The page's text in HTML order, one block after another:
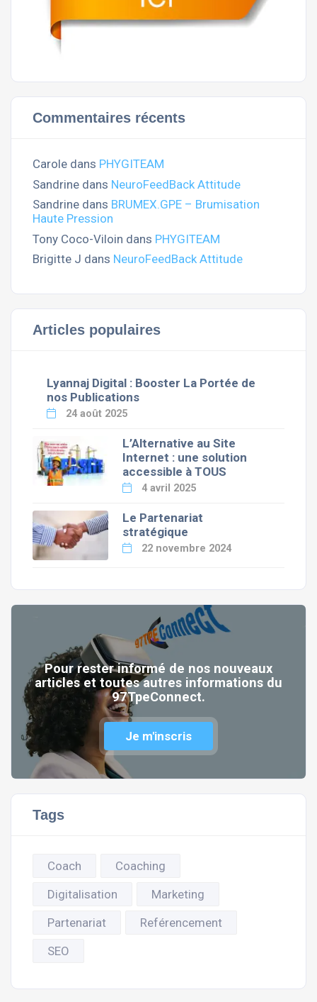
Commentaires récents
Carole dans PHYGITEAM
Sandrine dans NeuroFeedBack Attitude
Sandrine dans BRUMEX.GPE – Brumisation
Haute Pression
Tony Coco-Viloin dans PHYGITEAM
Brigitte J dans NeuroFeedBack Attitude
Articles populaires
Lyannaj Digital : Booster La Portée de
nos Publications
24 août 2025
L’Alternative au Site
Internet : une solution
accessible à TOUS
4 avril 2025
Le Partenariat
stratégique
22 novembre 2024
Pour rester informé de nos nouveaux
articles et toutes autres informations du
97TpeConnect.
Je m'inscris
Tags
Coach
Coaching
Digitalisation
Marketing
Partenariat
Reférencement
SEO